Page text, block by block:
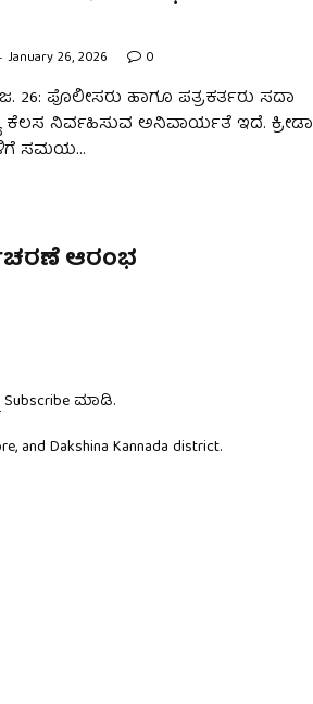
January 26, 2026 0
26: ಪೊಲೀಸರು ಹಾಗೂ ಪತ್ರಕರ್ತರು ಸದಾ
ಕೆಲಸ ನಿರ್ವಹಿಸುವ ಅನಿವಾರ್ಯತೆ ಇದೆ. ಕ್ರೀಡಾ
ಸಮಯ…
ಆರಂಭ
Subscribe ಮಾಡಿ.
and Dakshina Kannada district.